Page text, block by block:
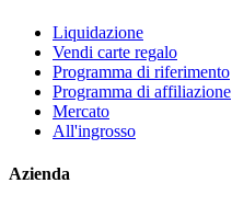
Liquidazione
Vendi carte regalo
Programma di riferimento
Programma di affiliazione
Mercato
All'ingrosso
Azienda